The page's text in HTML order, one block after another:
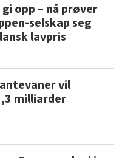
opp – nå prøver
selskap seg
lavpris
vil
milliarder